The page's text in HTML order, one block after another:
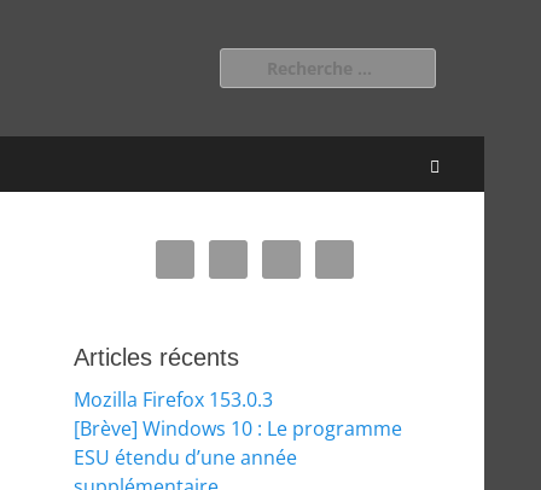
Articles récents
Mozilla Firefox 153.0.3
[Brève] Windows 10 : Le programme
ESU étendu d’une année